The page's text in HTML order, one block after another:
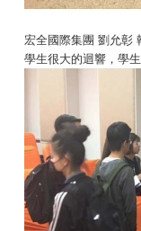
宏全國際集團 劉允彰
學生很大的迴響，學生